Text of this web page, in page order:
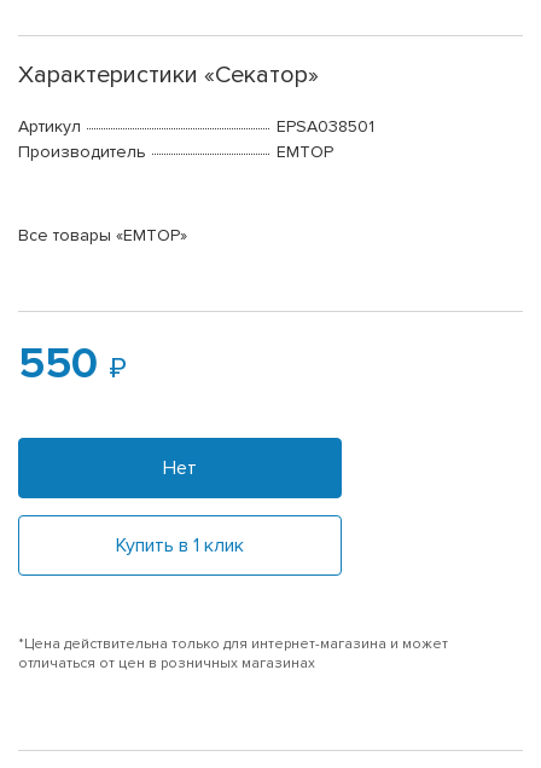
Характеристики «Секатор»
Артикул
EPSA038501
Производитель
EMTOP
Все товары «EMTOP»
550
Нет
Купить в 1 клик
*Цена действительна только для интернет-магазина и может
отличаться от цен в розничных магазинах